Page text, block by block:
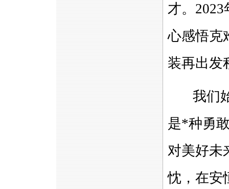
才。2023
心感悟克
装再出发
我们始
是*种勇
对美好未
忱，在安